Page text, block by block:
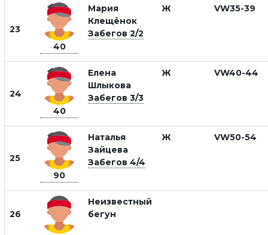
23
40
Мария
Клещёнок
Забегов 2/2
Ж VW35-39
24
40
Елена
Шлыкова
Забегов 3/3
Ж VW40-44
25
90
Наталья
Зайцева
Забегов 4/4
Ж VW50-54
26
Неизвестный
бегун